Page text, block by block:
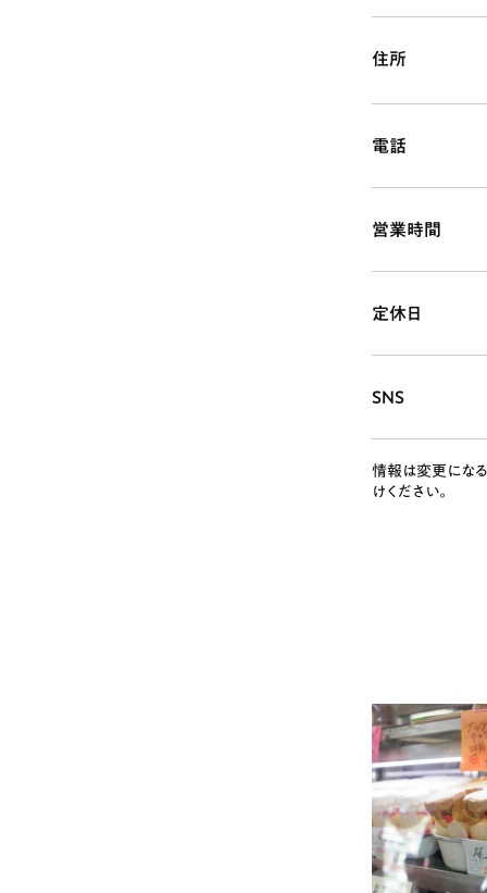
# カフェ # ラ
# テイクアウト
住所
電話
営業時間
定休日
SNS
情報は変更にな
けください。